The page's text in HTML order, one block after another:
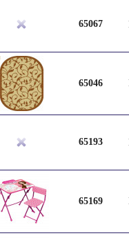
65067
65046
65193
65169